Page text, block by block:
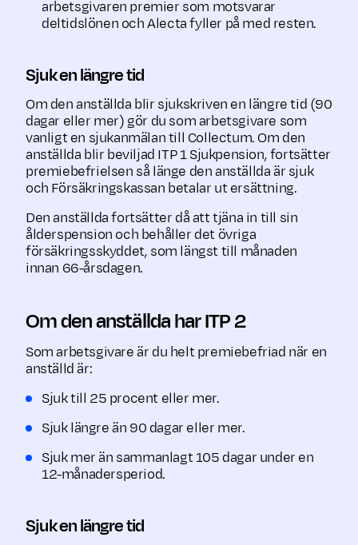
arbetsgivaren premier som motsvarar
deltidslönen och Alecta fyller på med resten.
Sjuk en längre tid
Om den anställda blir sjukskriven en längre tid (90
dagar eller mer) gör du som arbets­givare som
vanligt en sjukanmälan till Collectum. Om den
anställda blir beviljad ITP 1 Sjukpension, fortsätter
premiebefrielsen så länge den anställda är sjuk
och Försäkringskassan betalar ut ersättning.
Den anställda fortsätter då att tjäna in till sin
ålderspension och behåller det övriga
försäkringsskyddet, som längst till månaden
innan 66-årsdagen.
Om den anställda har ITP 2
Som arbetsgivare är du helt premiebefriad när en
anställd är:
Sjuk till 25 procent eller mer.
Sjuk längre än 90 dagar eller mer.
Sjuk mer än sammanlagt 105 dagar under en
12-månadersperiod.
Sjuk en längre tid